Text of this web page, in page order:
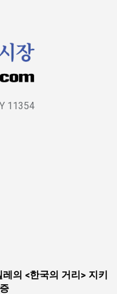
11354
의 <한국의 거리> 지키